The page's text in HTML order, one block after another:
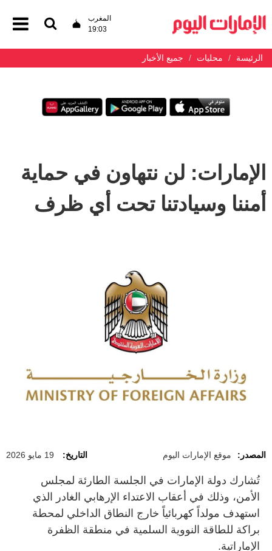
المغرب
19:03
الرئيسة محليات جميع الأخبار
الإمارات: لن نتهاون في حماية
أمننا وسيادتنا تحت أي ظرف
المصدر: موقع الإمارات اليوم التاريخ: 19 مايو 2026
تُشارك دولة الإمارات في الجلسة الطارئة لمجلس
الأمن، وذلك في أعقاب الاعتداء الإرهابي الغادر الذي
استهدف مولداً كهربائياً خارج النطاق الداخلي لمحطة
براكة للطاقة النووية السلمية في منطقة الظفرة
الإماراتية.